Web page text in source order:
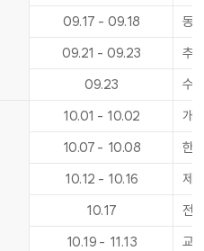
09.17 - 09.18
동
09.21 - 09.23
추
09.23 수
10.01 - 10.02
개
10.07 - 10.08
한
10.12 - 10.16
제2
10.17
전
10.19 - 11.13 교